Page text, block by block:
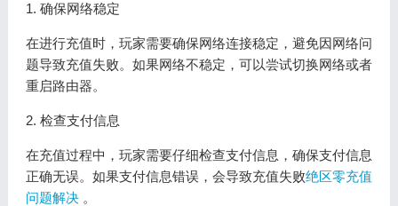
1. 确保网络稳定
在进行充值时，玩家需要确保网络连接稳定，避免因网络问
题导致充值失败。如果网络不稳定，可以尝试切换网络或者
重启路由器。
2. 检查支付信息
在充值过程中，玩家需要仔细检查支付信息，确保支付信息
正确无误。如果支付信息错误，会导致充值失败绝区零充值
问题解决。